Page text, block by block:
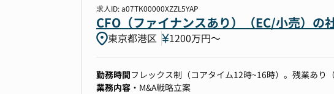
異業種×多角化経営を進めており、自社からのイン
30期までに100事業の創出を目指しています！
■ 社内の雰囲気
・給与情報以外のすべての情報が全社員に開示され
・オープンでカジュアルな雰囲気で、部門ごとの壁
・業務上でも部門間の関わりが多いこともあり、
いています。
・「自分で考え自分で動く」という価値観を大切
大きな裁量が任されます。
求人ID: a07TK00000XZZL5YAP
CFO（ファイナンスあり）（EC/小売）の
東京都港区 1200万円〜
勤務時間フレックス制（コアタイム12時~16時）。残業あり
業務内容 ・M&A戦略立案